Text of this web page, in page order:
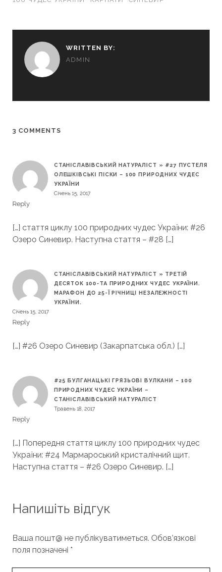
WRITTEN BY:
ADMIN
3 COMMENTS
СТАНІСЛАВІВСЬКИЙ НАТУРАЛІСТ » #27 ПУСТЕЛЯ
ОЛЕШКІВСЬКІ ПІСКИ – 100 ПРИРОДНИХ ЧУДЕС
УКРАЇНИ
Січень 15, 2017
Reply
[…] стаття циклу 100 природних чудес України: #26
Озеро Синевир. Наступна стаття – #28 […]
СТАНІСЛАВІВСЬКИЙ НАТУРАЛІСТ » ТРЕТІЙ
ДЕСЯТОК 100-ТА ПРИРОДНИХ ЧУДЕС УКРАЇНИ.
МАРАФОН ДО 25-Ї РІЧНИЦІ НЕЗАЛЕЖНОСТІ
УКРАЇНИ.
Січень 15, 2017
Reply
[…] #26 Озеро Синевир (Закарпатська обл.) […]
#25 БУЛГАНАЦЬКІ ГРЯЗЬОВІ ВУЛКАНИ – 100
ПРИРОДНИХ ЧУДЕС УКРАЇНИ –
СТАНІСЛАВІВСЬКИЙ НАТУРАЛІСТ
Травень 18, 2017
Reply
[…] Попередня стаття циклу 100 природних чудес
України: #24 Мармароський кристалічний щит.
Наступна стаття – #26 Озеро Синевир. […]
Напишіть відгук
Ваша пошт@ не публікуватиметься. Обов’язкові
поля позначені *